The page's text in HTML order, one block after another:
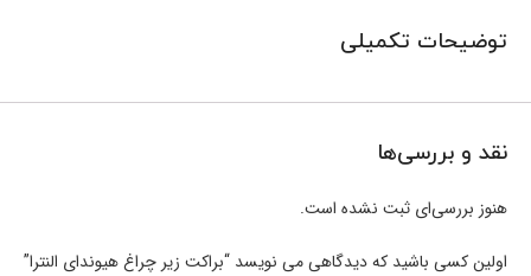
توضیحات تکمیلی
نقد و بررسی‌ها
هنوز بررسی‌ای ثبت نشده است.
اولین کسی باشید که دیدگاهی می نویسد “براکت زیر چراغ هیوندای النترا”